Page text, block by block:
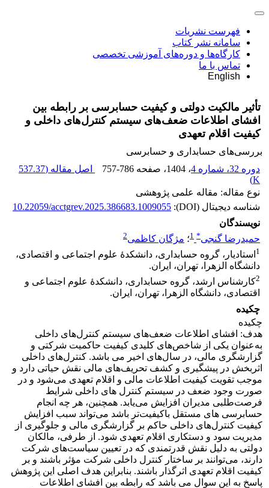
فهرست نشریات
سامانه نشر کتاب
کارگاه‌ها و دوره‌های آموزشی تخصصی
تماس با ما
English
تأثیر مالکیت دولتی و کیفیت حسابرسی بر رابطه بین
افشای اطلاعات ضعف‌های سیستم کنترل‌های داخلی و
کیفیت اقلام تعهدی
بررسی‏‌های حسابداری و حسابرسی
دوره 32، شماره 4
، 1404 ، صفحه 757-786 اصل مقاله (537.37
K
)
نوع مقاله: مقاله علمی پژوهشی
شناسه دیجیتال (DOI):
10.22059/acctgrev.2025.386683.1009055
نویسندگان
حمیدرضا گنجی*
1؛ مژگان کاظمی2
1 استادیار، گروه حسابداری، دانشکدۀ علوم اجتماعی و اقتصادی،
دانشگاه الزهرا، تهران، ایران.
2کارشناس ارشد، گروه حسابداری، دانشکدۀ علوم اجتماعی و
اقتصادی، دانشگاه الزهرا، تهران، ایران.
چکیده
چکیده
هدف: افشای اطلاعات ضعف‌های سیستم کنترل‌های داخلی
به‌عنوان یکی از شاخص‌های کلیدی کیفیت حاکمیت شرکتی و
گزارشگری مالی، در سال‌های اخیر می باشد. کنترل‌های داخلی
اثربخش در پیشگیری و کشف تحریف‌های مالی نقش حیاتی دارد و
موجب تقویت کیفیت اطلاعات مالی و اقلام تعهدی می‌شود و در
صورت وجود ضعف در سیستم کنترل های داخلی شرایط
فرصت‌طلبی مدیران افزایش می‌یابد. همچنین، هر چه انجام
حسابرسی های مستقل باکیفیت‌تر باشد می‌تواند سبب افزایش
کیفیت کنترل‌های داخلی حاکم بر گزارشگری مالی و جلوگیری از
مدیریت سود و دستکاری اقلام تعهدی شود. از طرفی، مالکان
دولتی به دلیل نقش قدرتمندی که در تعیین سیاست‌های شرکت
دارند، می‌توانند بر ساختار کنترل داخلی شرکت مؤثر باشند و بر
کیفیت اقلام تعهدی اثرگذار باشند. بنابراین هدف اصلی این پژوهش
پاسخ به این سوال می باشد که رابطه بین افشای اطلاعات